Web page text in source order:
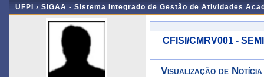
UFPI › SIGAA - Sistema Integrado de Gestão de Atividades
-
CFISI/CMRV001 -
Visualização de Notícia